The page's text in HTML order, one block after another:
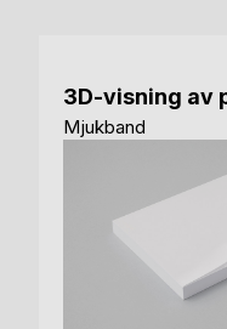
3D-visning av
Mjukband